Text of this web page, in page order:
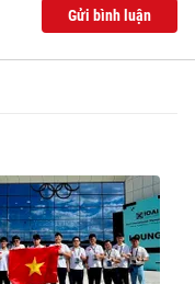
Gửi bình luận